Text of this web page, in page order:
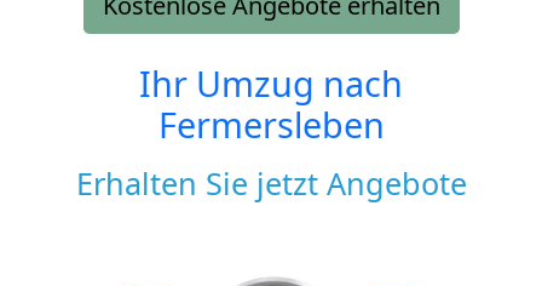
Ihr Umzug nach
Fermersleben
Erhalten Sie jetzt Angebote